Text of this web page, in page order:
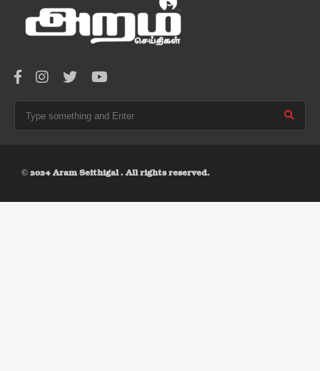
© 2024 Aram Seithigal . All rights reserved.